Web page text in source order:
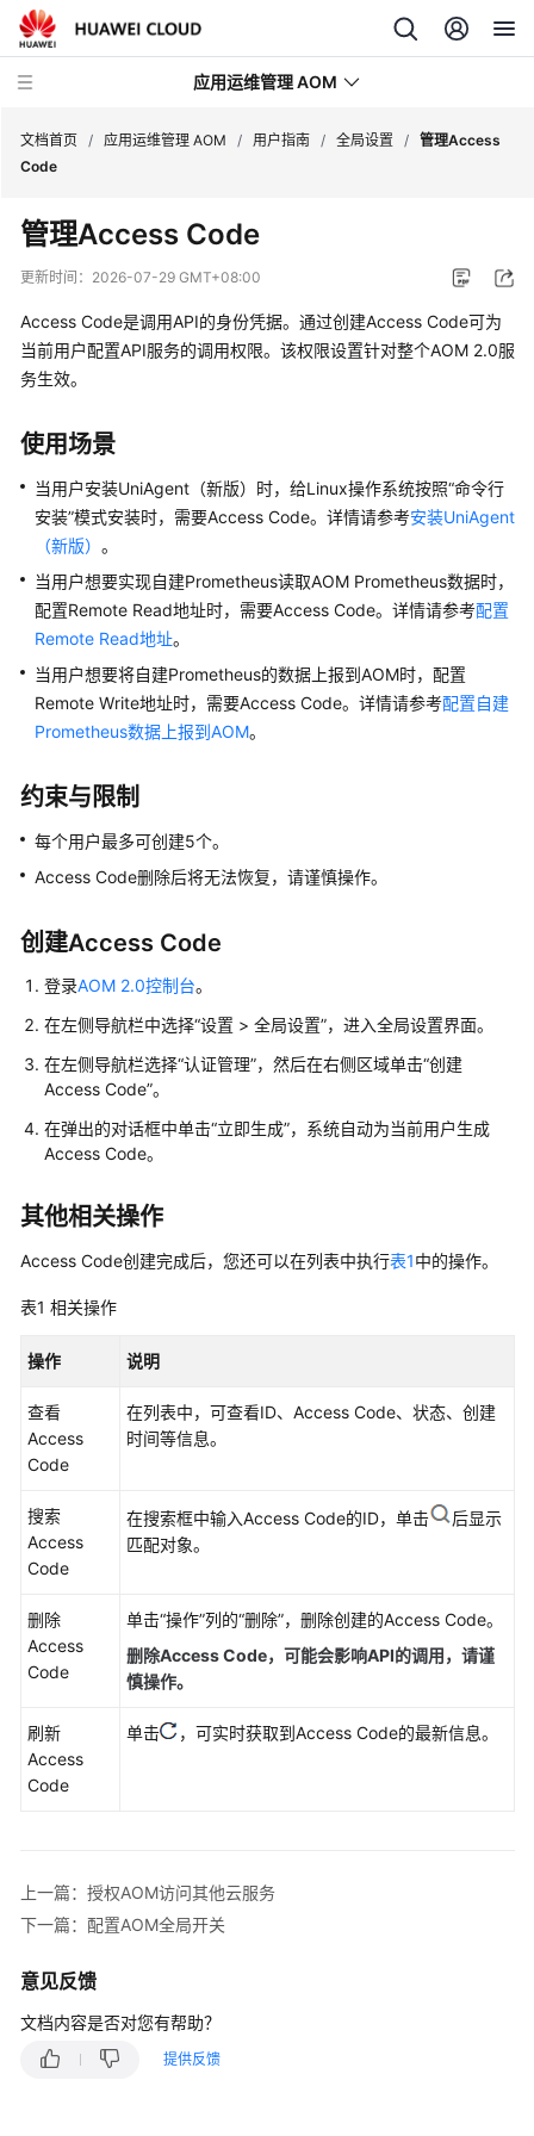
应用运维管理 AOM
新
动
产
品
计
费
说
明
快
速
入
门
指
通
IAM
予
使
AOM
的
权
AOM
全
控
入
AOM
入
AOM（新
可
观
标
浏
表
盘
控
告
警
文档首页 / 应用运维管理 AOM / 用户指南 / 全局设置 / 管理Access
Code
管理Access Code
更新时间： 2026-07-29 GMT+08:00
Access Code是调用API的身份凭据。通过创建Access Code可为
当前用户配置API服务的调用权限。该权限设置针对整个AOM 2.0服
务生效。
使用场景
当用户安装UniAgent（新版）时，给Linux操作系统按照“命令行
安装”模式安装时，需要Access Code。详情请参考安装UniAgent
（新版） 。
当用户想要实现自建Prometheus读取AOM Prometheus数据时，
配置Remote Read地址时，需要Access Code。详情请参考配置
Remote Read地址。
当用户想要将自建Prometheus的数据上报到AOM时，配置
Remote Write地址时，需要Access Code。详情请参考配置自建
Prometheus数据上报到AOM。
约束与限制
每个用户最多可创建5个。
Access Code删除后将无法恢复，请谨慎操作。
创建Access Code
登录AOM 2.0控制台。
在左侧导航栏中选择“设置 > 全局设置”，进入全局设置界面。
在左侧导航栏选择“认证管理”，然后在右侧区域单击“创建
Access Code”。
在弹出的对话框中单击“立即生成”，系统自动为当前用户生成
Access Code。
其他相关操作
Access Code创建完成后，您还可以在列表中执行表1中的操作。
表1 相关操作
操作 说明
查看
Access
Code
在列表中，可查看ID、Access Code、状态、创建
时间等信息。
搜索
Access
Code
在搜索框中输入Access Code的ID，单击
后显示
匹配对象。
删除
Access
Code
单击“操作”列的“删除”，删除创建的Access Code。
删除Access Code，可能会影响API的调用，请谨
慎操作。
刷新
Access
Code
单击 ，可实时获取到Access Code的最新信息。
上一篇：授权AOM访问其他云服务
下一篇：配置AOM全局开关
意见反馈
文档内容是否对您有帮助？
提供反馈